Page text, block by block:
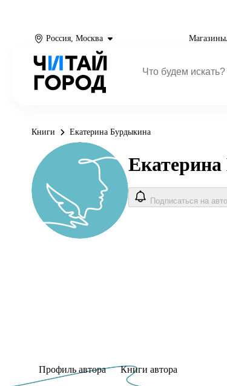
Россия, Москва Магазины
Книги Екатерина Бурдыкина
Подписаться на
Профиль автора Книги автора